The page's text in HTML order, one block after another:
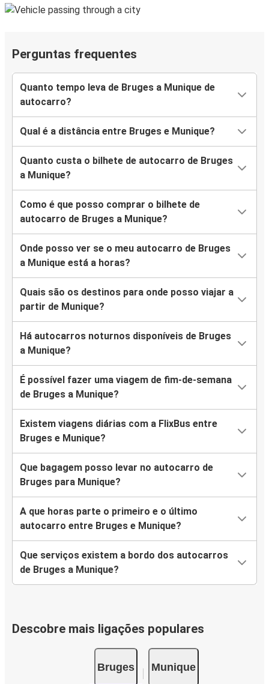
Perguntas frequentes
Quanto tempo leva de Bruges a Munique de
autocarro?
Qual é a distância entre Bruges e Munique?
Quanto custa o bilhete de autocarro de Bruges
a Munique?
Como é que posso comprar o bilhete de
autocarro de Bruges a Munique?
Onde posso ver se o meu autocarro de Bruges
a Munique está a horas?
Quais são os destinos para onde posso viajar a
partir de Munique?
Há autocarros noturnos disponíveis de Bruges
a Munique?
É possível fazer uma viagem de fim-de-semana
de Bruges a Munique?
Existem viagens diárias com a FlixBus entre
Bruges e Munique?
Que bagagem posso levar no autocarro de
Bruges para Munique?
A que horas parte o primeiro e o último
autocarro entre Bruges e Munique?
Que serviços existem a bordo dos autocarros
de Bruges a Munique?
Descobre mais ligações populares
Bruges Munique